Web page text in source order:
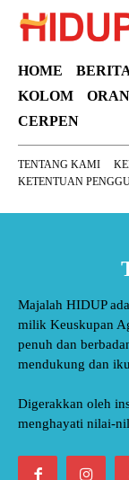
HOME
KOLOM
CERPEN
TENTANG KAMI
KETENTUAN
Majalah HIDUP
milik Keuskupan
penuh dan
mendukung dan
Digerakkan oleh
menghayati nilai-